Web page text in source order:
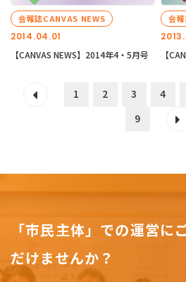
2014.04.01
会報誌CANVAS NEWS
【CANVAS NEWS】2014年4・5月号
会
【
1 2 3 4
9
「市民主体」での運営に
だけませんか？